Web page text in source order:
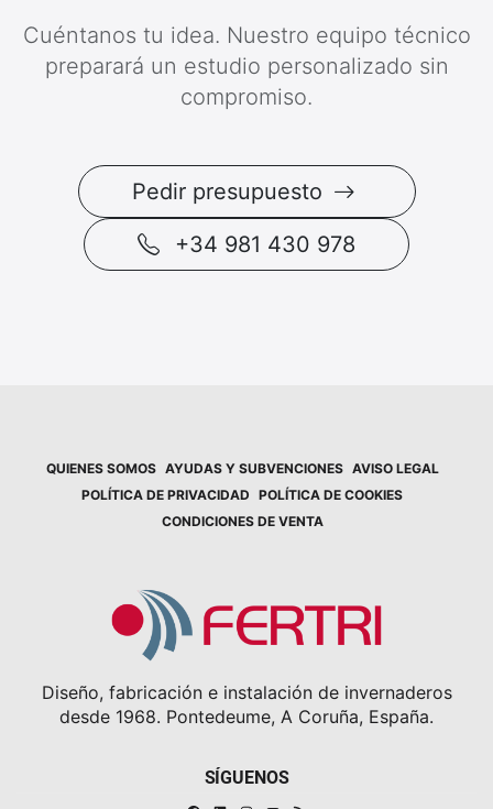
Cuéntanos tu idea. Nuestro equipo técnico
preparará un estudio personalizado sin
compromiso.
Pedir presupuesto
+34 981 430 978
QUIENES SOMOS AYUDAS Y SUBVENCIONES AVISO LEGAL
POLÍTICA DE PRIVACIDAD POLÍTICA DE COOKIES
CONDICIONES DE VENTA
Diseño, fabricación e instalación de invernaderos
desde 1968. Pontedeume, A Coruña, España.
SÍGUENOS